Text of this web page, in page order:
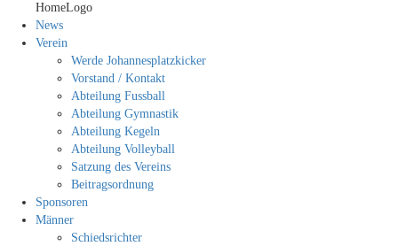
HomeLogo
News
Verein
Werde Johannesplatzkicker
Vorstand / Kontakt
Abteilung Fussball
Abteilung Gymnastik
Abteilung Kegeln
Abteilung Volleyball
Satzung des Vereins
Beitragsordnung
Sponsoren
Männer
Schiedsrichter